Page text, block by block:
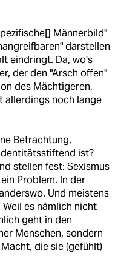
Männerbild"
darstellen
eindringt. Da, wo's
der den "Arsch offen"
des Mächtigeren,
allerdings noch lange
Betrachtung,
ist?
stellen fest: Sexismus
Problem. In der
Und meistens
es nämlich nicht
geht in den
Menschen, sondern
die sie (gefühlt)